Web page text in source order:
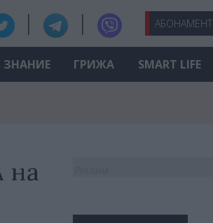
АБОНАМЕНТ
ЗНАНИЕ ГРИЖА SMART LIFE
на